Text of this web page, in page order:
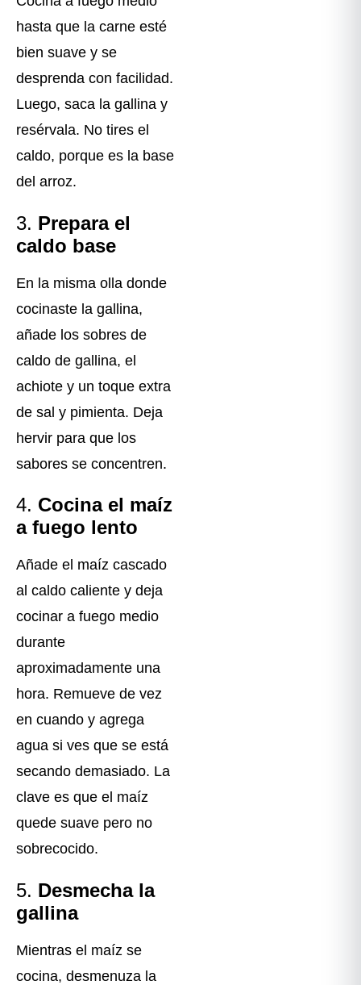
hasta que la carne esté
bien suave y se
desprenda con facilidad.
Luego, saca la gallina y
resérvala. No tires el
caldo, porque es la base
del arroz.
3. Prepara el
caldo base
En la misma olla donde
cocinaste la gallina,
añade los sobres de
caldo de gallina, el
achiote y un toque extra
de sal y pimienta. Deja
hervir para que los
sabores se concentren.
4. Cocina el maíz
a fuego lento
Añade el maíz cascado
al caldo caliente y deja
cocinar a fuego medio
durante
aproximadamente una
hora. Remueve de vez
en cuando y agrega
agua si ves que se está
secando demasiado. La
clave es que el maíz
quede suave pero no
sobrecocido.
5. Desmecha la
gallina
Mientras el maíz se
cocina, desmenuza la